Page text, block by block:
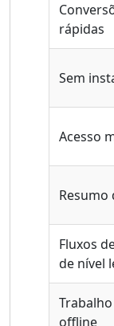
rápidas
Sem
Acesso
Resumo
Fluxos
de nível
offline